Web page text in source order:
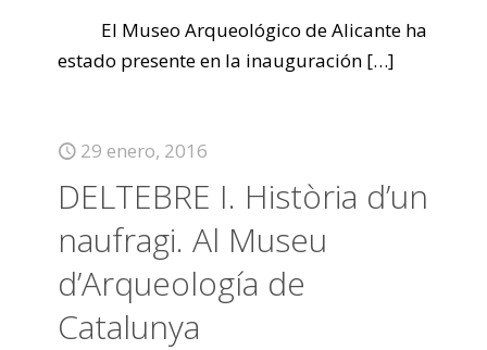
El Museo Arqueológico de Alicante ha
estado presente en la inauguración […]
29 enero, 2016
DELTEBRE I. Història d’un
naufragi. Al Museu
d’Arqueología de
Catalunya